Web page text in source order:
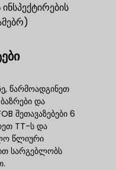
წარმოადგინეთ
და
შეთავაზებები 6
TT-ს და
წლიური
სარგებლობს